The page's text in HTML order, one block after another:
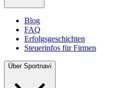
Blog
FAQ
Erfolgsgeschichten
Steuerinfos für Firmen
Über Sportnavi